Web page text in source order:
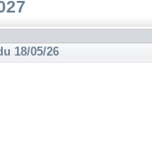
18/05/26